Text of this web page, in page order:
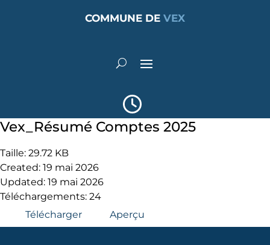
COMMUNE DE VEX
Vex_Résumé Comptes 2025
Taille: 29.72 KB
Created: 19 mai 2026
Updated: 19 mai 2026
Téléchargements: 24
Télécharger
Aperçu